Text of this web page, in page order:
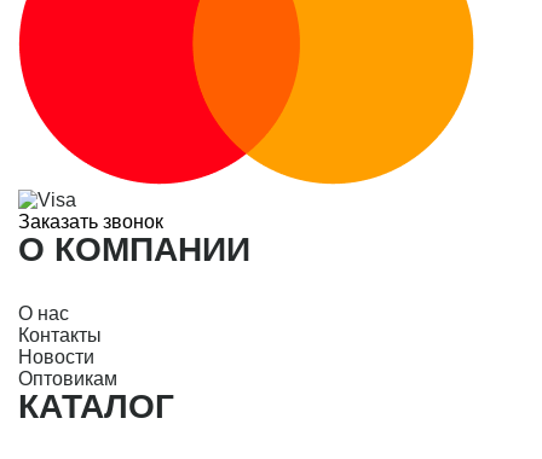
Заказать звонок
О КОМПАНИИ
О нас
Контакты
Новости
Оптовикам
КАТАЛОГ